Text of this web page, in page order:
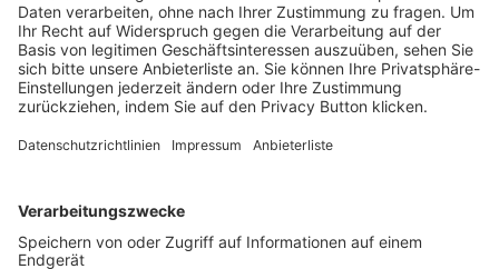
Trainerbörse
Login SpielPlus
FOLGE DEM BFV
TOP-VEREINE